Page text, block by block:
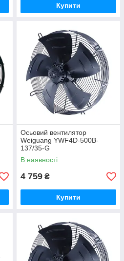
Купити
Осьовий вентилятор
Weiguang YWF4D-500B-
137/35-G
В наявності
4 759 ₴
Купити